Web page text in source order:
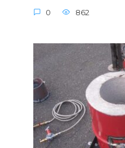
0 862